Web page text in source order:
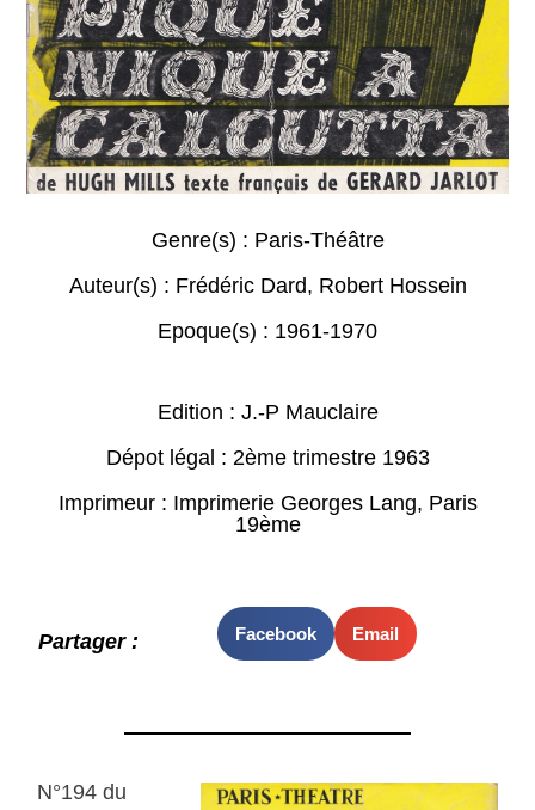
Genre(s) : Paris-Théâtre
Auteur(s) : Frédéric Dard, Robert Hossein
Epoque(s) : 1961-1970
Edition : J.-P Mauclaire
Dépot légal : 2ème trimestre 1963
Imprimeur : Imprimerie Georges Lang, Paris
19ème
Partager : Facebook Email
N°194 du